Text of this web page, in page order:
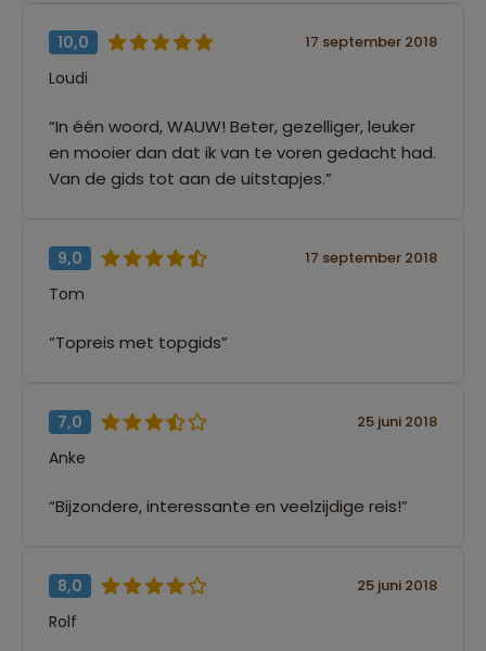
10,0 17 september 2018
Loudi
“In één woord, WAUW! Beter, gezelliger, leuker
en mooier dan dat ik van te voren gedacht had.
Van de gids tot aan de uitstapjes.”
9,0 17 september 2018
Tom
“Topreis met topgids”
7,0 25 juni 2018
Anke
“Bijzondere, interessante en veelzijdige reis!”
8,0 25 juni 2018
Rolf